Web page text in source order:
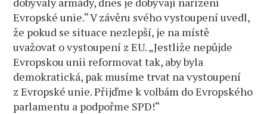
Evropské unie.“ V závěru svého vystoupení uvedl,
že pokud se situace nezlepší, je na místě
uvažovat o vystoupení z EU. „Jestliže nepůjde
Evropskou unii reformovat tak, aby byla
demokratická, pak musíme trvat na vystoupení
z Evropské unie. Přijďme k volbám do Evropského
parlamentu a podpořme SPD!“